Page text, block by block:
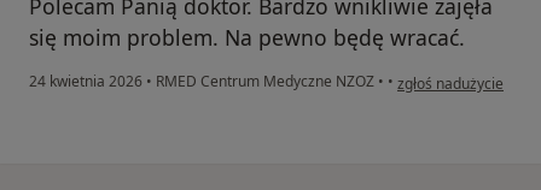
Polecam Panią doktor. Bardzo wnikliwie zajęła
się moim problem. Na pewno będę wracać.
24 kwietnia 2026 • RMED Centrum Medyczne NZOZ • • w opinii użytkownika
zgłoś nadużycie